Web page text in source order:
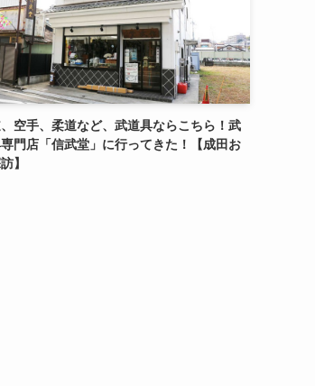
空手、柔道など、武道具ならこちら！武
門店「信武堂」に行ってきた！【成田お
】